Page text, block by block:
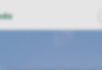
EN